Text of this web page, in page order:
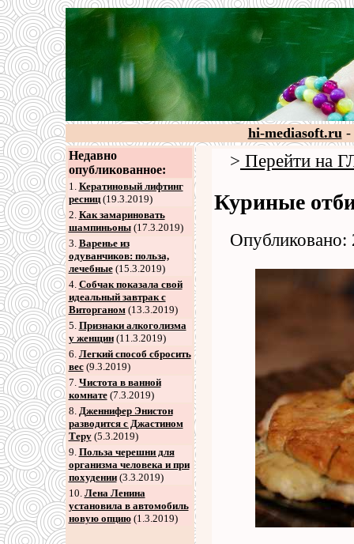
hi-mediasoft.ru-
Недавно
опубликованное:
1. Кератиновый лифтинг
ресниц(19.3.2019)
2. Как замариновать
шампиньоны(17.3.2019)
3. Варенье из
одуванчиков: польза,
лечебные(15.3.2019)
4. Собчак показала свой
идеальный завтрак с
Виторганом(13.3.2019)
5. Признаки алкоголизма
у женщин(11.3.2019)
6. Легкий способ сбросить
вес(9.3.2019)
7. Чистота в ванной
комнате(7.3.2019)
8. Дженнифер Энистон
разводится с Джастином
Теру(5.3.2019)
9. Польза черешни для
организма человека и при
похудении(3.3.2019)
10. Лена Ленина
установила в автомобиль
новую опцию(1.3.2019)
> Перейти на
Куриные
Опубликовано: